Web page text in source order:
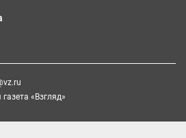
«Взгляд»